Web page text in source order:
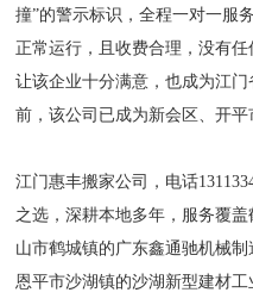
撞”的警示标识，全程一对一服
正常运行，且收费合理，没有
让该企业十分满意，也成为江
前，该公司已成为新会区、开平
江门惠丰搬家公司，电话
之选，深耕本地多年，服务覆
山市鹤城镇的广东鑫通驰机械
恩平市沙湖镇的沙湖新型建材